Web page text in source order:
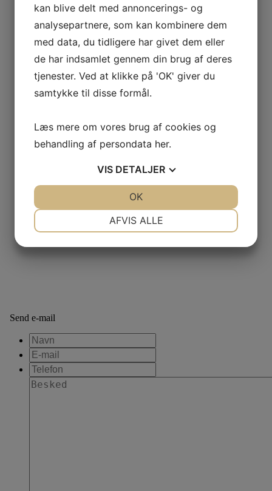
Send e-mail
kan blive delt med annoncerings- og
analysepartnere, som kan kombinere dem
med data, du tidligere har givet dem eller
de har indsamlet gennem din brug af deres
tjenester. Ved at klikke på 'OK' giver du
samtykke til disse formål.
Læs mere om vores brug af cookies og
behandling af persondata her.
VIS DETALJER
AFVIS ALLE
OK